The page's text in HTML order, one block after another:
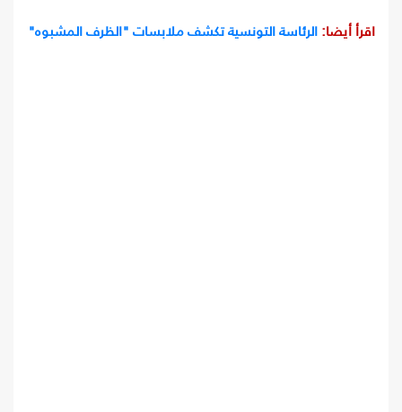
اقرأ أيضا: الرئاسة التونسية تكشف ملابسات "الظرف المشبوه"